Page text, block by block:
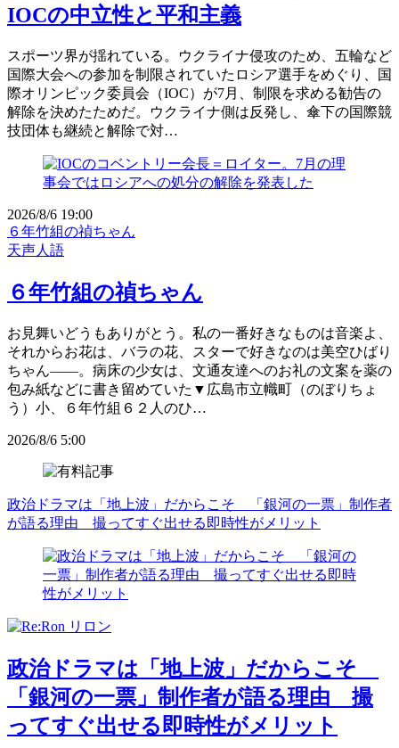
IOCの中立性と平和主義
スポーツ界が揺れている。ウクライナ侵攻のため、五輪など
国際大会への参加を制限されていたロシア選手をめぐり、国
際オリンピック委員会（IOC）が7月、制限を求める勧告の
解除を決めたためだ。ウクライナ側は反発し、傘下の国際競
技団体も継続と解除で対…
2026/8/6 19:00
６年竹組の禎ちゃん
天声人語
６年竹組の禎ちゃん
お見舞いどうもありがとう。私の一番好きなものは音楽よ、
それからお花は、バラの花、スターで好きなのは美空ひばり
ちゃん――。病床の少女は、文通友達へのお礼の文案を薬の
包み紙などに書き留めていた▼広島市立幟町（のぼりちょ
う）小、６年竹組６２人のひ…
2026/8/6 5:00
政治ドラマは「地上波」だからこそ 「銀河の一票」制作者
が語る理由 撮ってすぐ出せる即時性がメリット
政治ドラマは「地上波」だからこそ
「銀河の一票」制作者が語る理由 撮
ってすぐ出せる即時性がメリット